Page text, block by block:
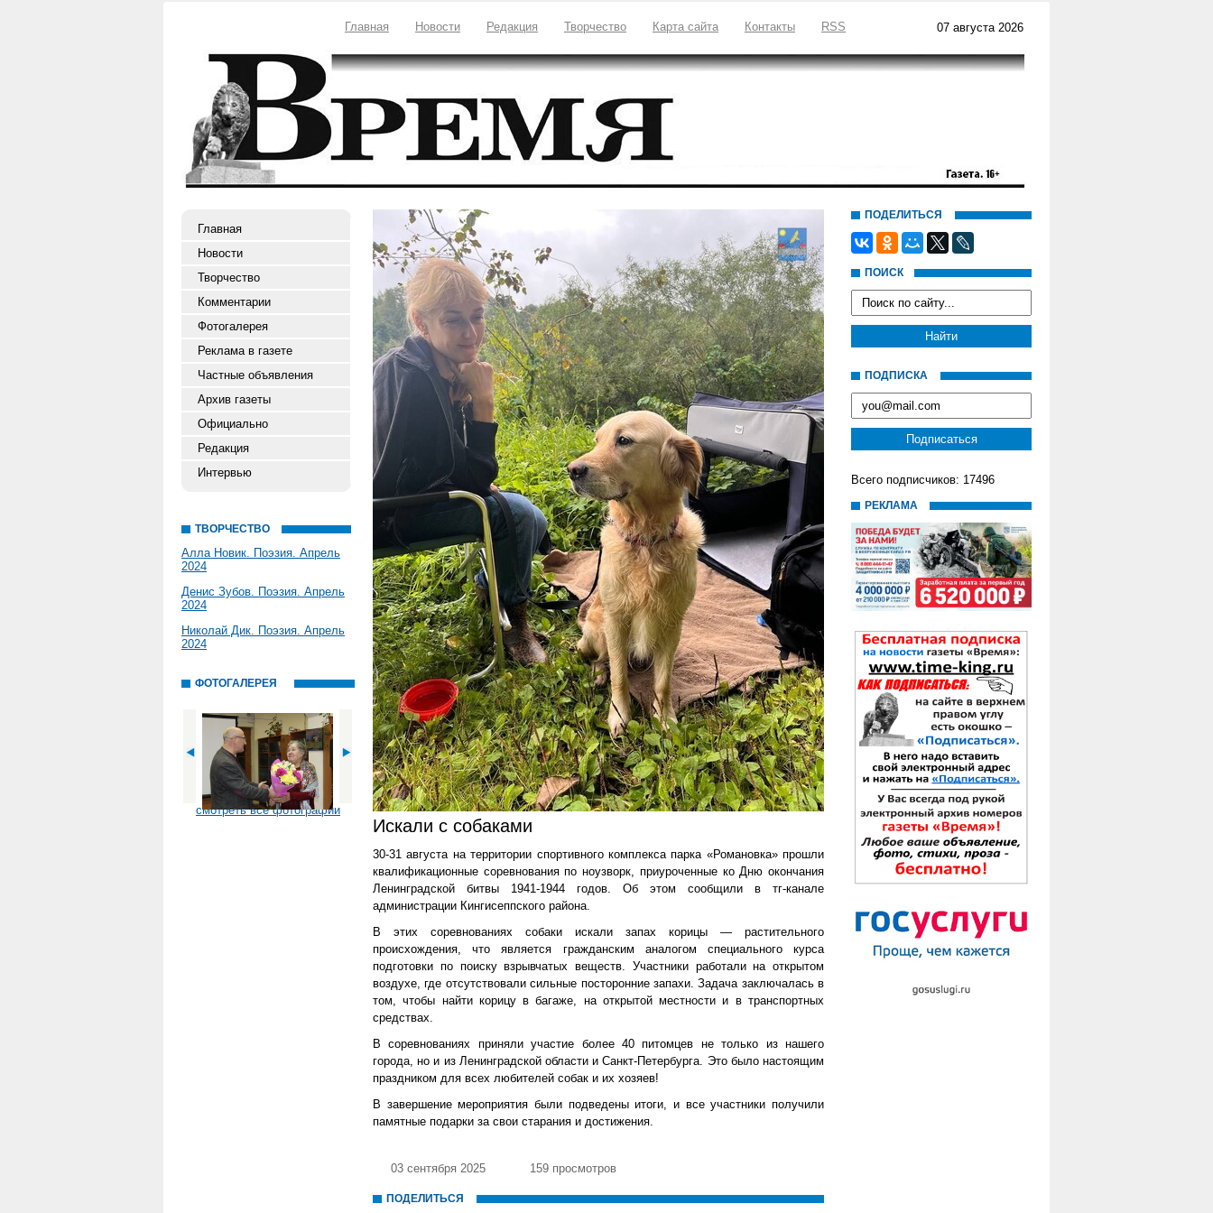
Главная Новости Редакция Творчество Карта сайта Контакты RSS 07 августа 2026
Главная
Новости
Творчество
Комментарии
Фотогалерея
Реклама в газете
Частные объявления
Архив газеты
Официально
Редакция
Интервью
ТВОРЧЕСТВО
Алла Новик. Поэзия. Апрель
2024
Денис Зубов. Поэзия. Апрель
2024
Николай Дик. Поэзия. Апрель
2024
ФОТОГАЛЕРЕЯ
смотреть все фотографии
Искали с собаками
30-31 августа на территории спортивного комплекса парка «Романовка» прошли
квалификационные соревнования по ноузворк, приуроченные ко Дню окончания
Ленинградской битвы 1941-1944 годов. Об этом сообщили в тг-канале
администрации Кингисеппского района.
В этих соревнованиях собаки искали запах корицы — растительного
происхождения, что является гражданским аналогом специального курса
подготовки по поиску взрывчатых веществ. Участники работали на открытом
воздухе, где отсутствовали сильные посторонние запахи. Задача заключалась в
том, чтобы найти корицу в багаже, на открытой местности и в транспортных
средствах.
В соревнованиях приняли участие более 40 питомцев не только из нашего
города, но и из Ленинградской области и Санкт-Петербурга. Это было настоящим
праздником для всех любителей собак и их хозяев!
В завершение мероприятия были подведены итоги, и все участники получили
памятные подарки за свои старания и достижения.
03 сентября 2025 159 просмотров
ПОДЕЛИТЬСЯ
ПОДЕЛИТЬСЯ
ПОИСК
ПОДПИСКА
Всего подписчиков: 17496
РЕКЛАМА